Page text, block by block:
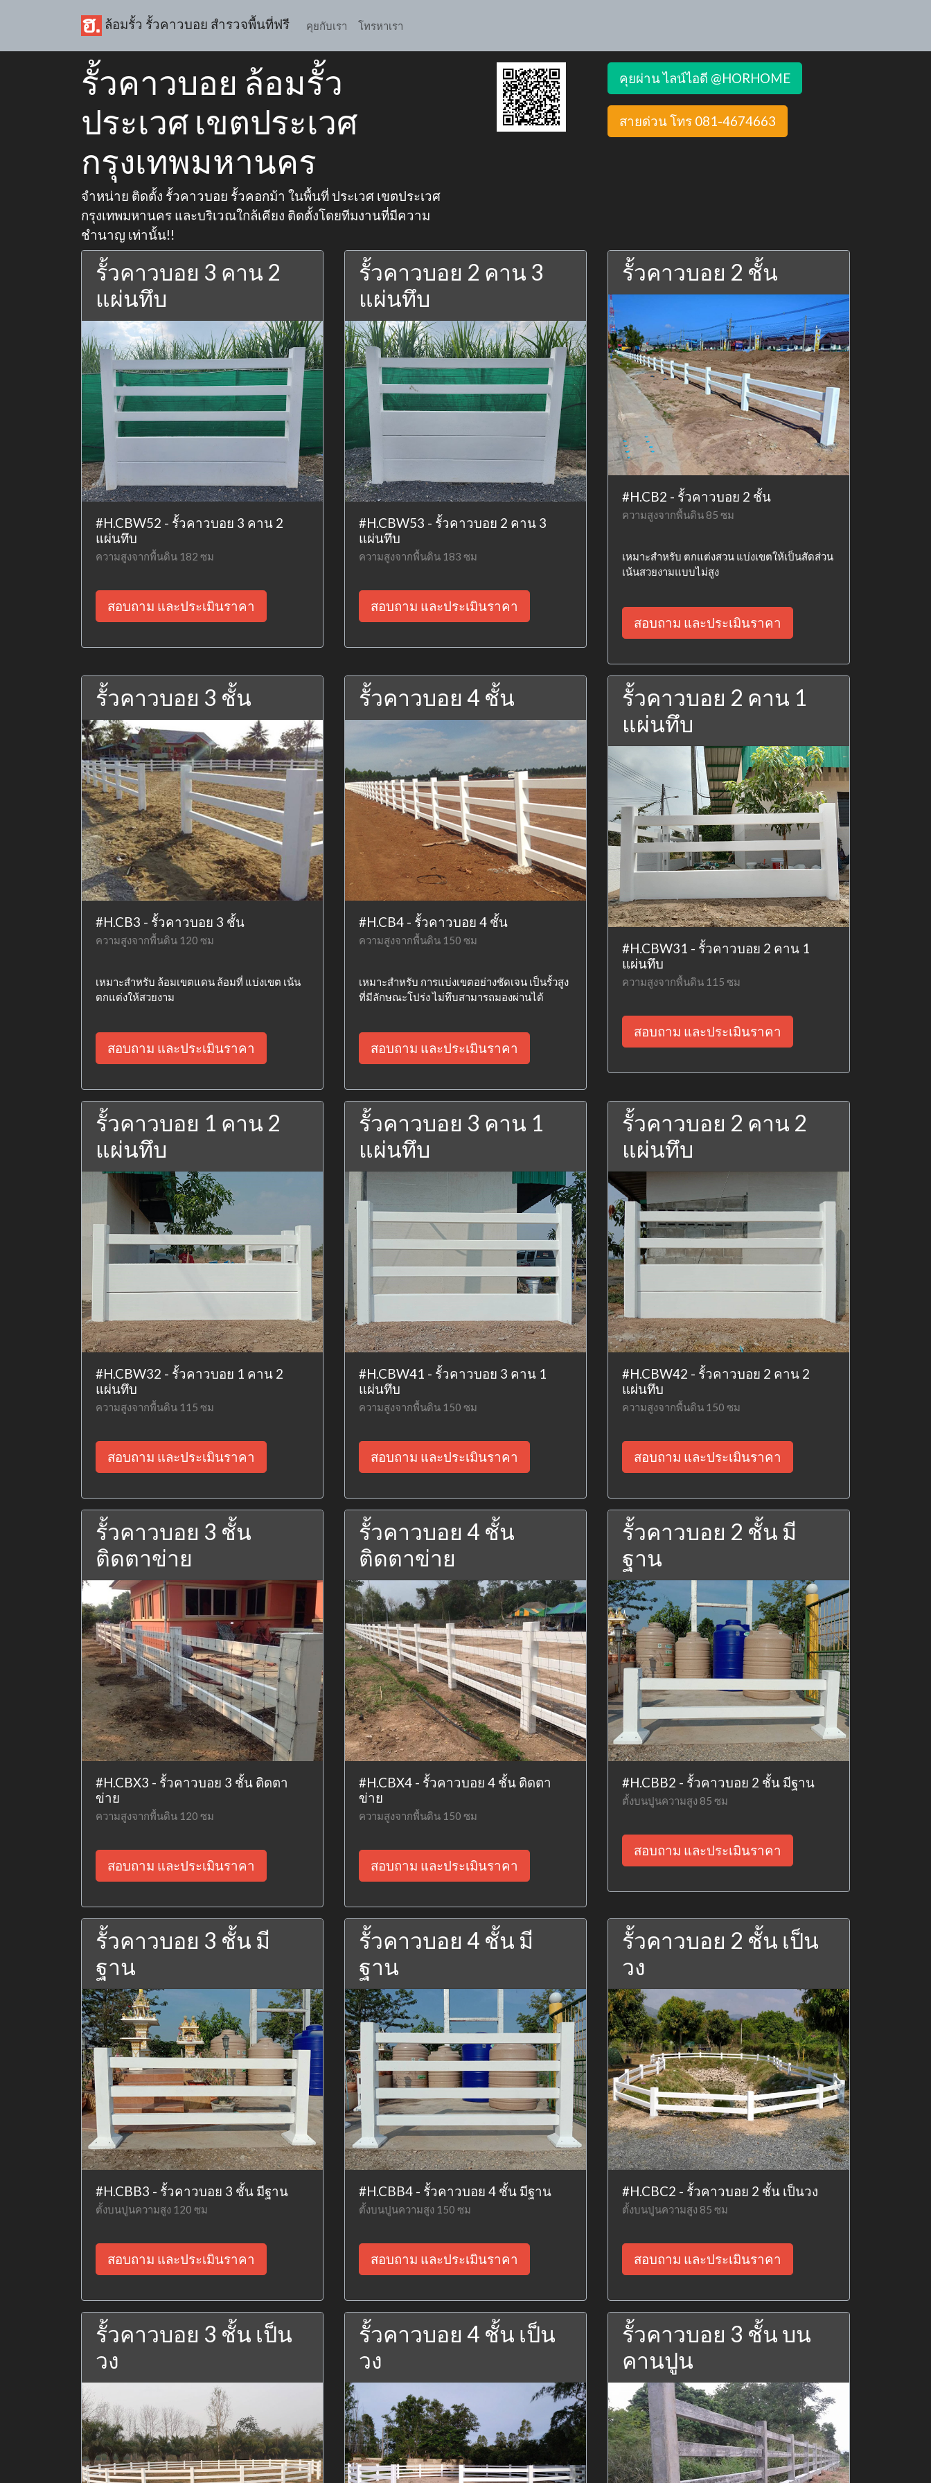
ล้อมรั้ว รั้วคาวบอย สำรวจพื้นที่ฟรี คุยกับเรา โทรหาเรา
รั้วคาวบอย ล้อมรั้ว
ประเวศ เขตประเวศ
กรุงเทพมหานคร
จำหน่าย ติดตั้ง รั้วคาวบอย รั้วคอกม้า ในพื้นที่ ประเวศ เขตประเวศ
กรุงเทพมหานคร และบริเวณใกล้เคียง ติดตั้งโดยทีมงานที่มีความ
ชำนาญ เท่านั้น!!
คุยผ่าน ไลน์ไอดี @HORHOME
สายด่วน โทร 081-4674663
รั้วคาวบอย 3 คาน 2
แผ่นทึบ
#H.CBW52 - รั้วคาวบอย 3 คาน 2
แผ่นทึบ
ความสูงจากพื้นดิน 182 ซม
สอบถาม และประเมินราคา
รั้วคาวบอย 2 คาน 3
แผ่นทึบ
#H.CBW53 - รั้วคาวบอย 2 คาน 3
แผ่นทึบ
ความสูงจากพื้นดิน 183 ซม
สอบถาม และประเมินราคา
รั้วคาวบอย 2 ชั้น
#H.CB2 - รั้วคาวบอย 2 ชั้น
ความสูงจากพื้นดิน 85 ซม
เหมาะสำหรับ ตกแต่งสวน แบ่งเขตให้เป็นสัดส่วน
เน้นสวยงามแบบไม่สูง
สอบถาม และประเมินราคา
รั้วคาวบอย 3 ชั้น
#H.CB3 - รั้วคาวบอย 3 ชั้น
ความสูงจากพื้นดิน 120 ซม
เหมาะสำหรับ ล้อมเขตแดน ล้อมที่ แบ่งเขต เน้น
ตกแต่งให้สวยงาม
สอบถาม และประเมินราคา
รั้วคาวบอย 4 ชั้น
#H.CB4 - รั้วคาวบอย 4 ชั้น
ความสูงจากพื้นดิน 150 ซม
เหมาะสำหรับ การแบ่งเขตอย่างชัดเจน เป็นรั้วสูง
ที่มีลักษณะโปร่ง ไม่ทึบสามารถมองผ่านได้
สอบถาม และประเมินราคา
รั้วคาวบอย 2 คาน 1
แผ่นทึบ
#H.CBW31 - รั้วคาวบอย 2 คาน 1
แผ่นทึบ
ความสูงจากพื้นดิน 115 ซม
สอบถาม และประเมินราคา
รั้วคาวบอย 1 คาน 2
แผ่นทึบ
#H.CBW32 - รั้วคาวบอย 1 คาน 2
แผ่นทึบ
ความสูงจากพื้นดิน 115 ซม
สอบถาม และประเมินราคา
รั้วคาวบอย 3 คาน 1
แผ่นทึบ
#H.CBW41 - รั้วคาวบอย 3 คาน 1
แผ่นทึบ
ความสูงจากพื้นดิน 150 ซม
สอบถาม และประเมินราคา
รั้วคาวบอย 2 คาน 2
แผ่นทึบ
#H.CBW42 - รั้วคาวบอย 2 คาน 2
แผ่นทึบ
ความสูงจากพื้นดิน 150 ซม
สอบถาม และประเมินราคา
รั้วคาวบอย 3 ชั้น
ติดตาข่าย
#H.CBX3 - รั้วคาวบอย 3 ชั้น ติดตา
ข่าย
ความสูงจากพื้นดิน 120 ซม
สอบถาม และประเมินราคา
รั้วคาวบอย 4 ชั้น
ติดตาข่าย
#H.CBX4 - รั้วคาวบอย 4 ชั้น ติดตา
ข่าย
ความสูงจากพื้นดิน 150 ซม
สอบถาม และประเมินราคา
รั้วคาวบอย 2 ชั้น มี
ฐาน
#H.CBB2 - รั้วคาวบอย 2 ชั้น มีฐาน
ตั้งบนปูนความสูง 85 ซม
สอบถาม และประเมินราคา
รั้วคาวบอย 3 ชั้น มี
ฐาน
#H.CBB3 - รั้วคาวบอย 3 ชั้น มีฐาน
ตั้งบนปูนความสูง 120 ซม
สอบถาม และประเมินราคา
รั้วคาวบอย 4 ชั้น มี
ฐาน
#H.CBB4 - รั้วคาวบอย 4 ชั้น มีฐาน
ตั้งบนปูนความสูง 150 ซม
สอบถาม และประเมินราคา
รั้วคาวบอย 2 ชั้น เป็น
วง
#H.CBC2 - รั้วคาวบอย 2 ชั้น เป็นวง
ตั้งบนปูนความสูง 85 ซม
สอบถาม และประเมินราคา
รั้วคาวบอย 3 ชั้น เป็น
วง
รั้วคาวบอย 4 ชั้น เป็น
วง
รั้วคาวบอย 3 ชั้น บน
คานปูน